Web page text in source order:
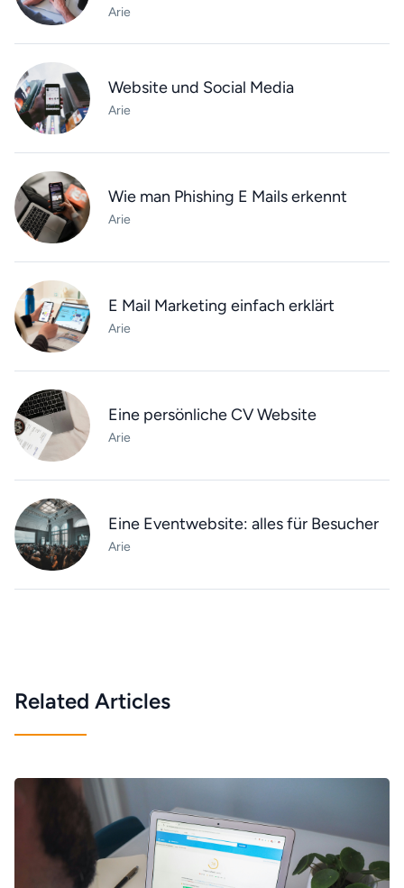
Arie
Website und Social Media
Arie
Wie man Phishing E Mails erkennt
Arie
E Mail Marketing einfach erklärt
Arie
Eine persönliche CV Website
Arie
Eine Eventwebsite: alles für Besucher
Arie
Related Articles